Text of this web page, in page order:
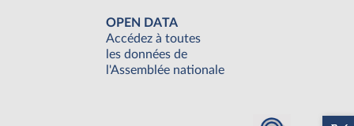
OPEN DATA
Accédez à toutes
les données de
l'Assemblée nationale